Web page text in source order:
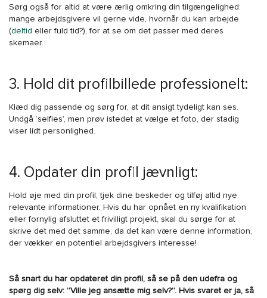
Sørg også for altid at være ærlig omkring din tilgængelighed:
mange arbejdsgivere vil gerne vide, hvornår du kan arbejde
(deltid eller fuld tid?), for at se om det passer med deres
skemaer.
3. Hold dit profilbillede professionelt:
Klæd dig passende og sørg for, at dit ansigt tydeligt kan ses.
Undgå ‘selfies’, men prøv istedet at vælge et foto, der stadig
viser lidt personlighed.
4. Opdater din profil jævnligt:
Hold øje med din profil, tjek dine beskeder og tilføj altid nye
relevante informationer. Hvis du har opnået en ny kvalifikation
eller fornylig afsluttet et frivilligt projekt, skal du sørge for at
skrive det med det samme, da det kan være denne information,
der vækker en potentiel arbejdsgivers interesse!
Så snart du har opdateret din profil, så se på den udefra og
spørg dig selv: ”Ville jeg ansætte mig selv?”. Hvis svaret er ja, så